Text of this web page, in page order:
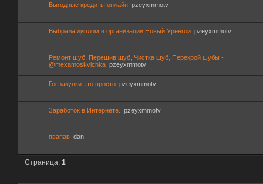
Выгодные кредиты онлайн pzeyxmmotv
Выбрала диплом в организации Новый Уренгой pzeyxmmotv
Ремонт шуб, Перешив шуб, Чистка шуб, Перекрой шубы -
@mexamoskvichka pzeyxmmotv
Госзакупки это просто pzeyxmmotv
Заработок в Интернете. pzeyxmmotv
пвапав dan
Страница:1